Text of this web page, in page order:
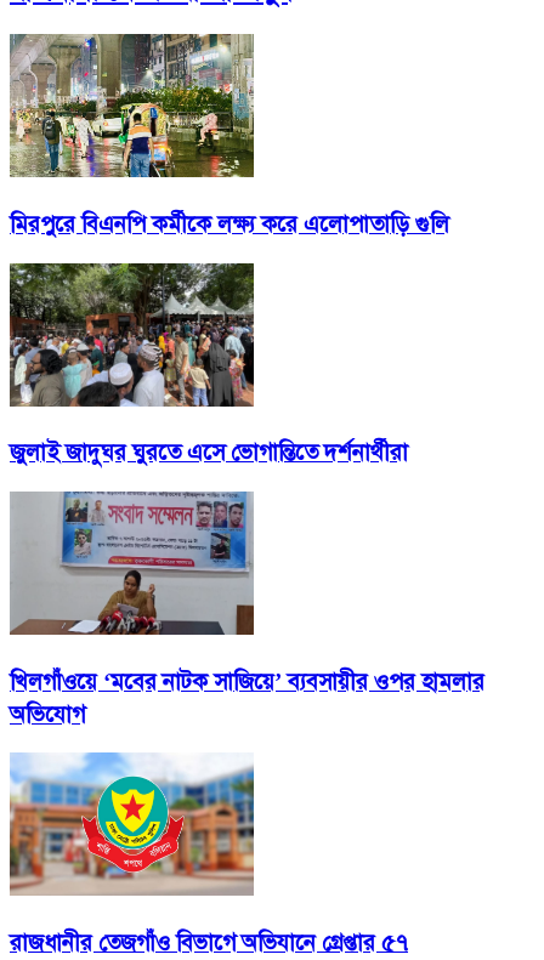
মিরপুরে বিএনপি কর্মীকে লক্ষ্য করে এলোপাতাড়ি গুলি
জুলাই জাদুঘর ঘুরতে এসে ভোগান্তিতে দর্শনার্থীরা
খিলগাঁওয়ে ‘মবের নাটক সাজিয়ে’ ব্যবসায়ীর ওপর হামলার
অভিযোগ
রাজধানীর তেজগাঁও বিভাগে অভিযানে গ্রেপ্তার ৫৭